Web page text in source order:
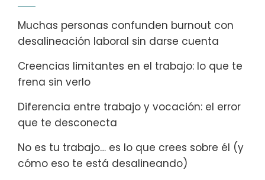
Muchas personas confunden burnout con
desalineación laboral sin darse cuenta
Creencias limitantes en el trabajo: lo que te
frena sin verlo
Diferencia entre trabajo y vocación: el error
que te desconecta
No es tu trabajo… es lo que crees sobre él (y
cómo eso te está desalineando)